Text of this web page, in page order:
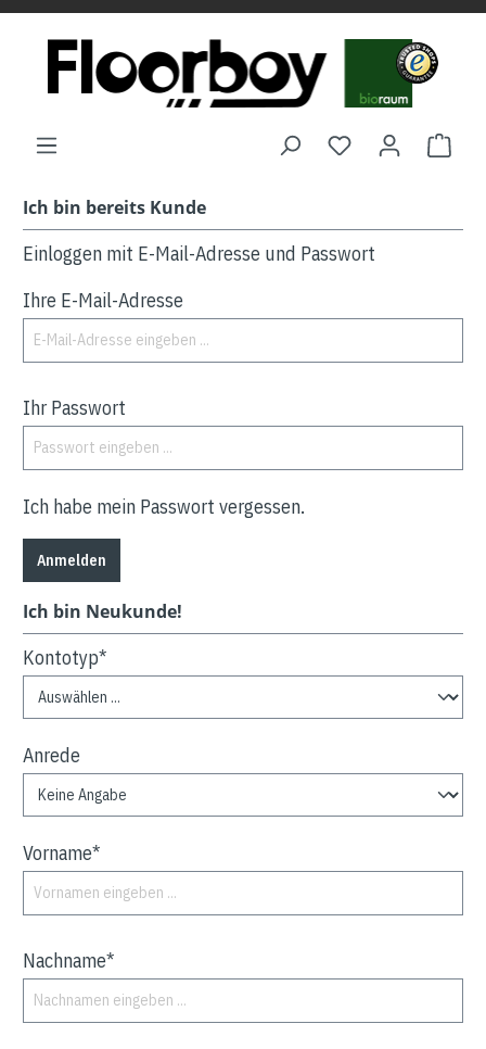
Ich bin bereits Kunde
Einloggen mit E-Mail-Adresse und Passwort
Ihre E-Mail-Adresse
Ihr Passwort
Ich habe mein Passwort vergessen.
Anmelden
Ich bin Neukunde!
Kontotyp*
Anrede
Vorname*
Nachname*